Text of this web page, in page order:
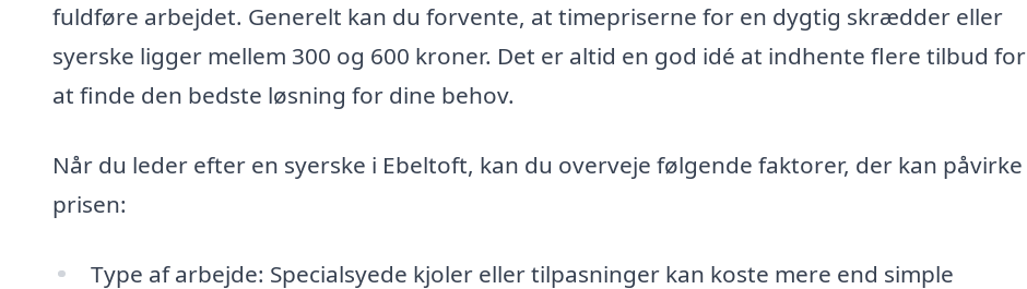
fuldføre arbejdet. Generelt kan du forvente, at timepriserne for en dygtig skrædder eller
syerske ligger mellem 300 og 600 kroner. Det er altid en god idé at indhente flere tilbud for
at finde den bedste løsning for dine behov.
Når du leder efter en syerske i Ebeltoft, kan du overveje følgende faktorer, der kan påvirke
prisen:
Type af arbejde: Specialsyede kjoler eller tilpasninger kan koste mere end simple